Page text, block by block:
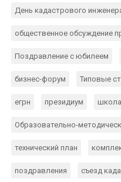
День кадастрового
общественное обсуждение
Поздравление с юбилеем
бизнес-форум Типовые
егрн президиум
Образовательно-
технический план
поздравления съезд